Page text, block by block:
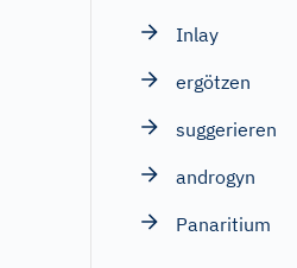
Inlay
ergötzen
suggerieren
androgyn
Panaritium